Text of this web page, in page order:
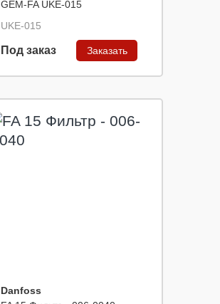
GEM-FA UKE-015
UKE-015
Под заказ Заказать
Danfoss